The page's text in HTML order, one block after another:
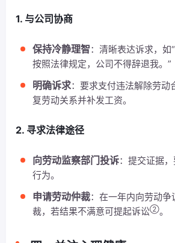
1. 与公司协商
保持冷静理智：清晰表达诉求，如
按照法律规定，公司不得辞退我。”
明确诉求：要求支付违法解除劳动
复劳动关系并补发工资。
2. 寻求法律途径
向劳动监察部门投诉：提交证据
行为。
申请劳动仲裁：在一年内向劳动
裁，若结果不满意可提起诉讼②。